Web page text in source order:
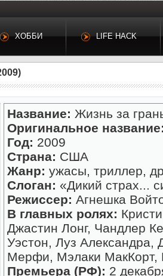
ХОББИ LIFE HACK
Название: Жизнь за
Оригинальное
Год: 2009
Страна: США
Жанр: ужасы, триллер,
Слоган: «Дикий страх...
Режиссер: Агнешка
В главных ролях:
Джастин Лонг, Чандлер
Уэстон, Луз
Мерфи, Мэлаки МакКорт,
Премьера (РФ): 2